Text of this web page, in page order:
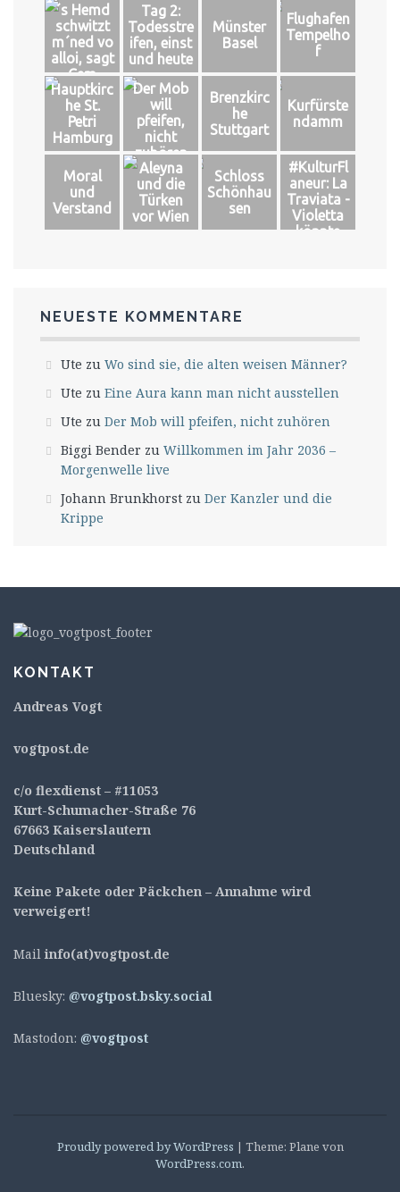
´s Hemd
schwitzt
m´ned vo
alloi, sagt
Cem
Tag 2:
Todesstre
ifen, einst
und heute
Münster
Basel
Flughafen
Tempelho
f
Hauptkirc
he St.
Petri
Hamburg
Der Mob
will
pfeifen,
nicht
zuhören
Brenzkirc
he
Stuttgart
Kurfürste
ndamm
Moral
und
Verstand
Aleyna
und die
Türken
vor Wien
Schloss
Schönhau
sen
#KulturFl
aneur: La
Traviata -
Violetta
könnte
NEUESTE KOMMENTARE
Ute zu Wo sind sie, die alten weisen Männer?
Ute zu Eine Aura kann man nicht ausstellen
Ute zu Der Mob will pfeifen, nicht zuhören
Biggi Bender zu Willkommen im Jahr 2036 –
Morgenwelle live
Johann Brunkhorst zu Der Kanzler und die
Krippe
KONTAKT
Andreas Vogt
vogtpost.de
c/o flexdienst – #11053
Kurt-Schumacher-Straße 76
67663 Kaiserslautern
Deutschland
Keine Pakete oder Päckchen – Annahme wird
verweigert!
Mail info(at)vogtpost.de
Bluesky: @vogtpost.bsky.social
Mastodon: @vogtpost
Proudly powered by WordPress | Theme: Plane von
WordPress.com.